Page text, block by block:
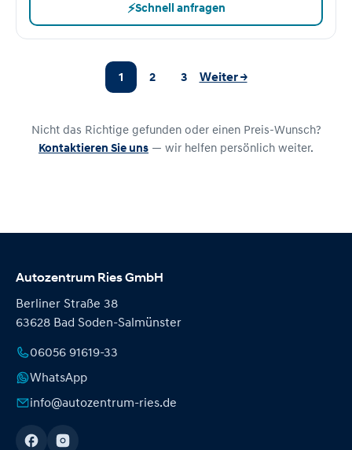
⚡Schnell anfragen
1 2 3 Weiter →
Nicht das Richtige gefunden oder einen Preis-Wunsch?
Kontaktieren Sie uns — wir helfen persönlich weiter.
Autozentrum Ries GmbH
Berliner Straße 38
63628 Bad Soden-Salmünster
06056 91619-33
WhatsApp
info@autozentrum-ries.de